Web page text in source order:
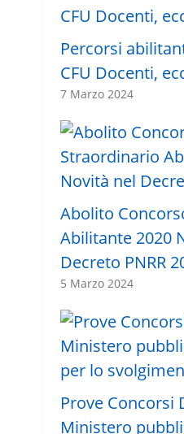
Percorsi
CFU Docenti,
7 Marzo 2024
Abolito
Abilitante 2020
Decreto PNRR
5 Marzo 2024
Prove Concorsi
Ministero